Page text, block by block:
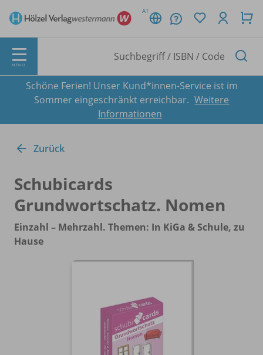
AT
MENÜ
Schöne Ferien! Unser Kund*innen-Service ist im
Sommer eingeschränkt erreichbar. Weitere
Informationen
Zurück
Schubicards
Grundwortschatz. Nomen
Einzahl – Mehrzahl. Themen: In KiGa & Schule, zu
Hause